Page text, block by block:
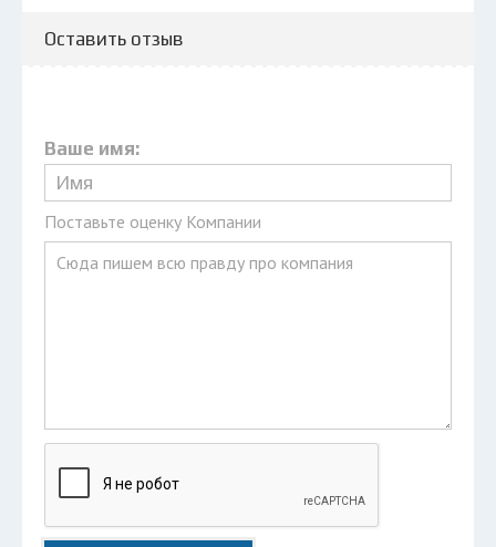
Оставить отзыв
Ваше имя:
Поставьте оценку Компании